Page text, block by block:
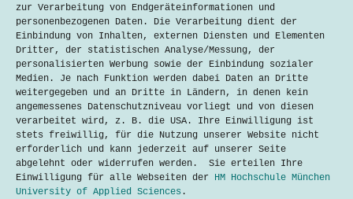
zur Verarbeitung von Endgeräteinformationen und
personenbezogenen Daten. Die Verarbeitung dient der
Einbindung von Inhalten, externen Diensten und Elementen
Dritter, der statistischen Analyse/Messung, der
personalisierten Werbung sowie der Einbindung sozialer
Medien. Je nach Funktion werden dabei Daten an Dritte
weitergegeben und an Dritte in Ländern, in denen kein
angemessenes Datenschutzniveau vorliegt und von diesen
verarbeitet wird, z. B. die USA. Ihre Einwilligung ist
stets freiwillig, für die Nutzung unserer Website nicht
erforderlich und kann jederzeit auf unserer Seite
abgelehnt oder widerrufen werden. Sie erteilen Ihre
Einwilligung für alle Webseiten der HM Hochschule München
University of Applied Sciences .
Technische Dokumentation aus einem
Guss, selbst bei vielen Quellen: Ein
Studierendenprojekt der Hochschule
München simuliert, wie technische
Informationen im Maschinen- und
Anlagenbau intelligent bereitgestellt
werden. Die Hochschule München stellt
ihre Lösung auf der Tekom-
Jahrestagung in Stuttgart dem
Fachpublikum aus der…
Lesen
An
einem